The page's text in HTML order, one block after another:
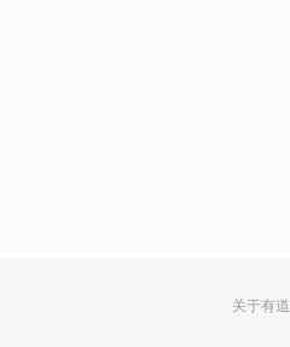
关于有道